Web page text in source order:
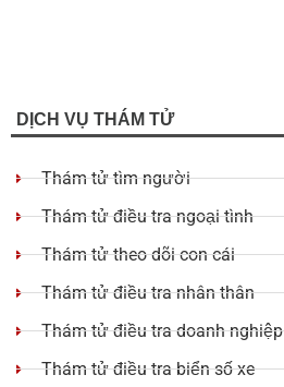
DỊCH VỤ THÁM TỬ
Thám tử tìm người
Thám tử điều tra ngoại tình
Thám tử theo dõi con cái
Thám tử điều tra nhân thân
Thám tử điều tra doanh nghiệp
Thám tử điều tra biển số xe